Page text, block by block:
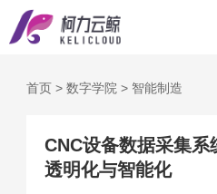
首页> 数字学院 > 智能制造
CNC设备数据采集系
透明化与智能化